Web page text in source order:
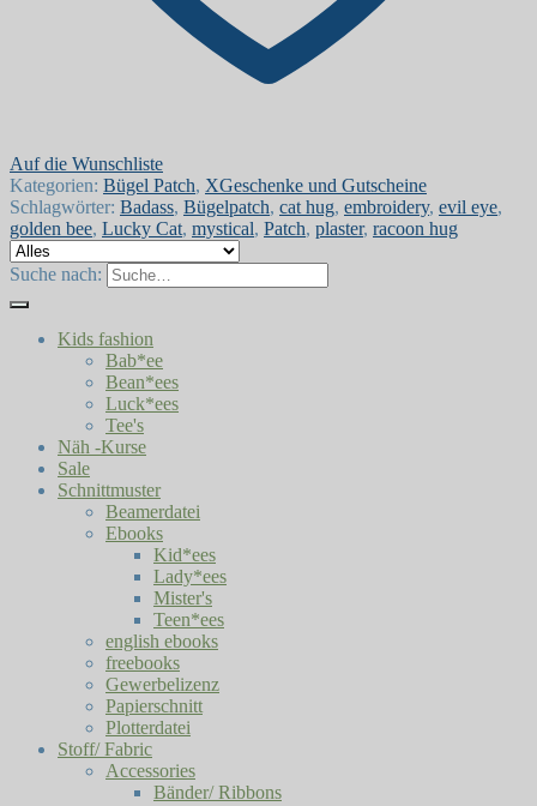
Auf die Wunschliste
Kategorien: Bügel Patch, XGeschenke und Gutscheine
Schlagwörter: Badass, Bügelpatch, cat hug, embroidery, evil eye,
golden bee, Lucky Cat, mystical, Patch, plaster, racoon hug
Suche nach:
Kids fashion
Bab*ee
Bean*ees
Luck*ees
Tee's
Näh -Kurse
Sale
Schnittmuster
Beamerdatei
Ebooks
Kid*ees
Lady*ees
Mister's
Teen*ees
english ebooks
freebooks
Gewerbelizenz
Papierschnitt
Plotterdatei
Stoff/ Fabric
Accessories
Bänder/ Ribbons